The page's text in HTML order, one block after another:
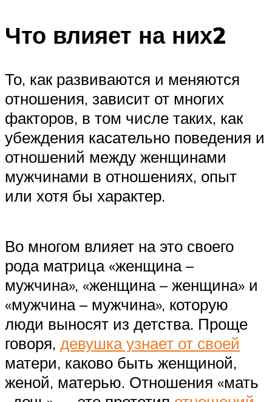
Что влияет на них2
То, как развиваются и меняются
отношения, зависит от многих
факторов, в том числе таких, как
убеждения касательно поведения и
отношений между женщинами
мужчинами в отношениях, опыт
или хотя бы характер.
Во многом влияет на это своего
рода матрица «женщина –
мужчина», «женщина – женщина» и
«мужчина – мужчина», которую
люди выносят из детства. Проще
говоря, девушка узнает от своей
матери, каково быть женщиной,
женой, матерью. Отношения «мать